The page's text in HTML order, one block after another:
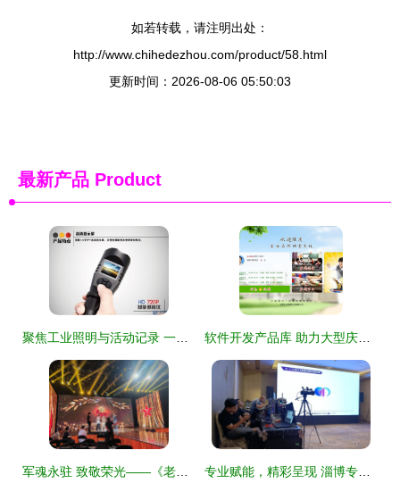
如若转载，请注明出处：
http://www.chihedezhou.com/product/58.html
更新时间：2026-08-06 05:50:03
最新产品 Product